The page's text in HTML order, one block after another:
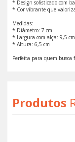
* Design sofisticado com
* Cor vibrante que
Medidas:
* Diâmetro: 7 cm
* Largura com alça: 9,5 cm
* Altura: 6,5 cm
Perfeita para quem busca
Produtos